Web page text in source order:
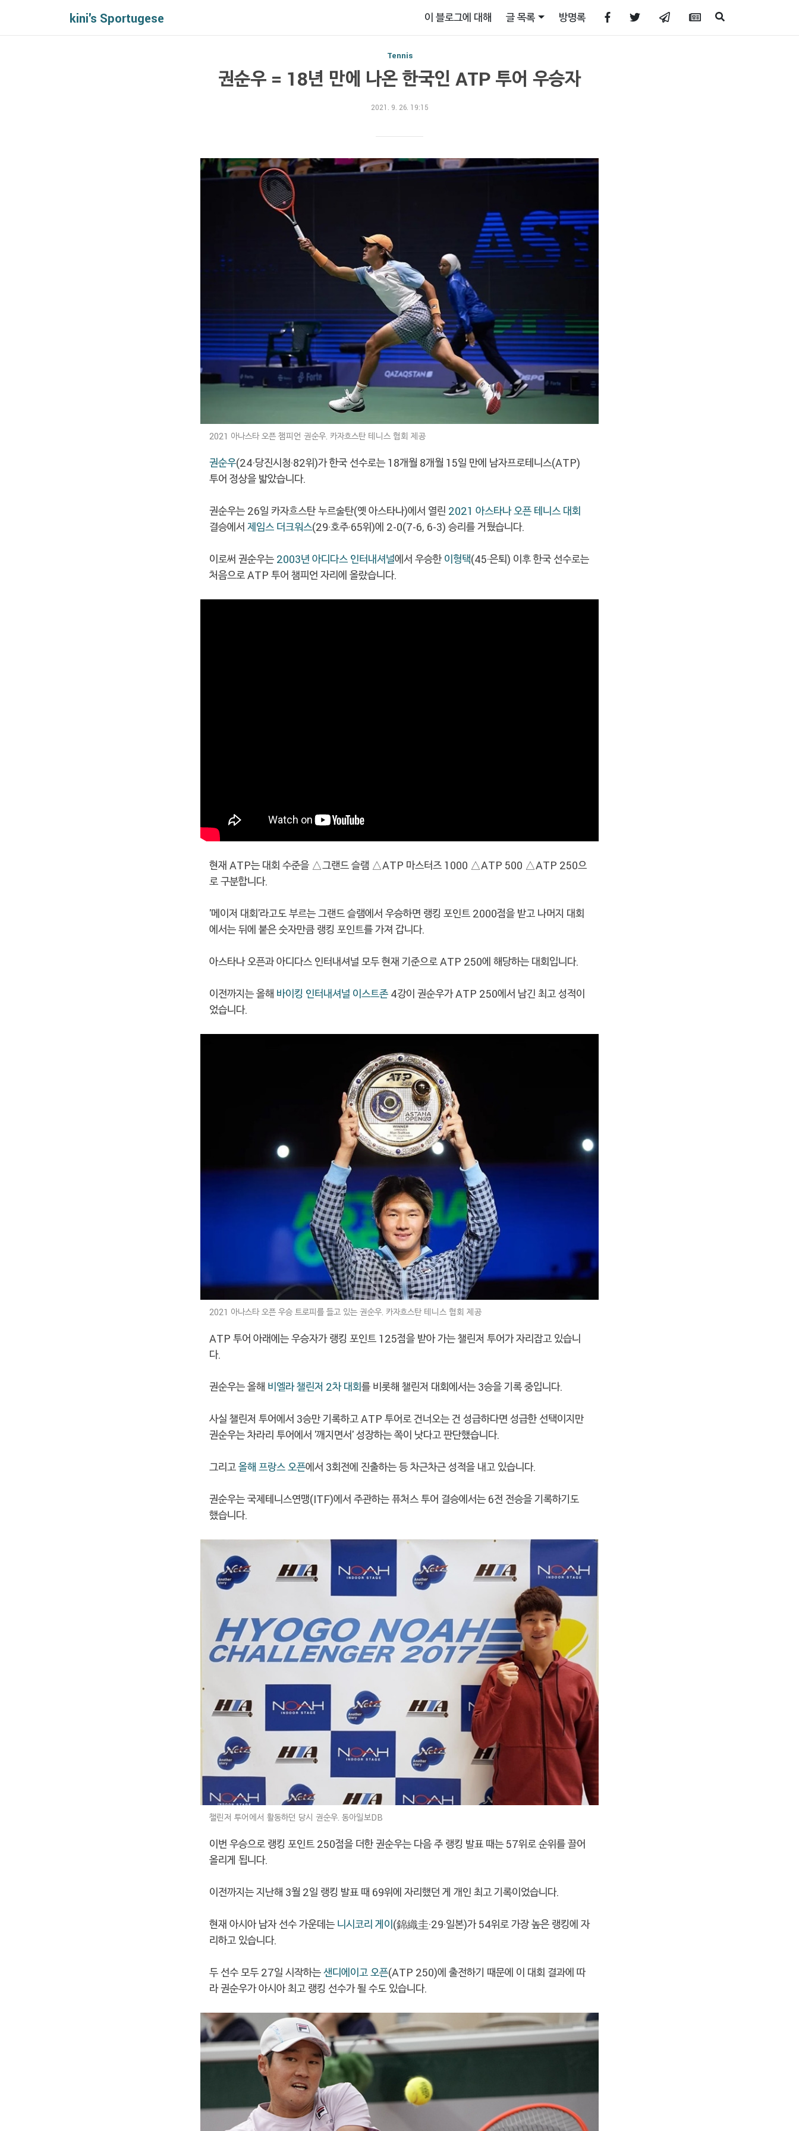
kini's Sportugese 이 블로그에 대해 글 목록 방명록
Tennis
권순우 = 18년 만에 나온 한국인 ATP 투어 우승자
2021. 9. 26. 19:15
2021 아나스타 오픈 챔피언 권순우. 카자흐스탄 테니스 협회 제공
권순우(24·당진시청·82위)가 한국 선수로는 18개월 8개월 15일 만에 남자프로테니스(ATP)
투어 정상을 밟았습니다.
권순우는 26일 카자흐스탄 누르술탄(옛 아스타나)에서 열린 2021 아스타나 오픈 테니스 대회
결승에서 제임스 더크워스(29·호주·65위)에 2-0(7-6, 6-3) 승리를 거뒀습니다.
이로써 권순우는 2003년 아디다스 인터내셔널에서 우승한 이형택(45·은퇴) 이후 한국 선수로는
처음으로 ATP 투어 챔피언 자리에 올랐습니다.
현재 ATP는 대회 수준을 △그랜드 슬램 △ATP 마스터즈 1000 △ATP 500 △ATP 250으
로 구분합니다.
'메이저 대회'라고도 부르는 그랜드 슬램에서 우승하면 랭킹 포인트 2000점을 받고 나머지 대회
에서는 뒤에 붙은 숫자만큼 랭킹 포인트를 가져 갑니다.
아스타나 오픈과 아디다스 인터내셔널 모두 현재 기준으로 ATP 250에 해당하는 대회입니다.
이전까지는 올해 바이킹 인터내셔널 이스트존 4강이 권순우가 ATP 250에서 남긴 최고 성적이
었습니다.
2021 아나스타 오픈 우승 트로피를 들고 있는 권순우. 카자흐스탄 테니스 협회 제공
ATP 투어 아래에는 우승자가 랭킹 포인트 125점을 받아 가는 챌린저 투어가 자리잡고 있습니
다.
권순우는 올해 비엘라 챌린저 2차 대회를 비롯해 챌린저 대회에서는 3승을 기록 중입니다.
사실 챌린저 투어에서 3승만 기록하고 ATP 투어로 건너오는 건 성급하다면 성급한 선택이지만
권순우는 차라리 투어에서 '깨지면서' 성장하는 쪽이 낫다고 판단했습니다.
그리고올해 프랑스 오픈에서 3회전에 진출하는 등 차근차근 성적을 내고 있습니다.
권순우는 국제테니스연맹(ITF)에서 주관하는 퓨처스 투어 결승에서는 6전 전승을 기록하기도
했습니다.
챌린저 투어에서 활동하던 당시 권순우. 동아일보DB
이번 우승으로 랭킹 포인트 250점을 더한 권순우는 다음 주 랭킹 발표 때는 57위로 순위를 끌어
올리게 됩니다.
이전까지는 지난해 3월 2일 랭킹 발표 때 69위에 자리했던 게 개인 최고 기록이었습니다.
현재 아시아 남자 선수 가운데는 니시코리 게이(錦織圭·29·일본)가 54위로 가장 높은 랭킹에 자
리하고 있습니다.
두 선수 모두 27일 시작하는샌디에이고 오픈(ATP 250)에 출전하기 때문에 이 대회 결과에 따
라 권순우가 아시아 최고 랭킹 선수가 될 수도 있습니다.